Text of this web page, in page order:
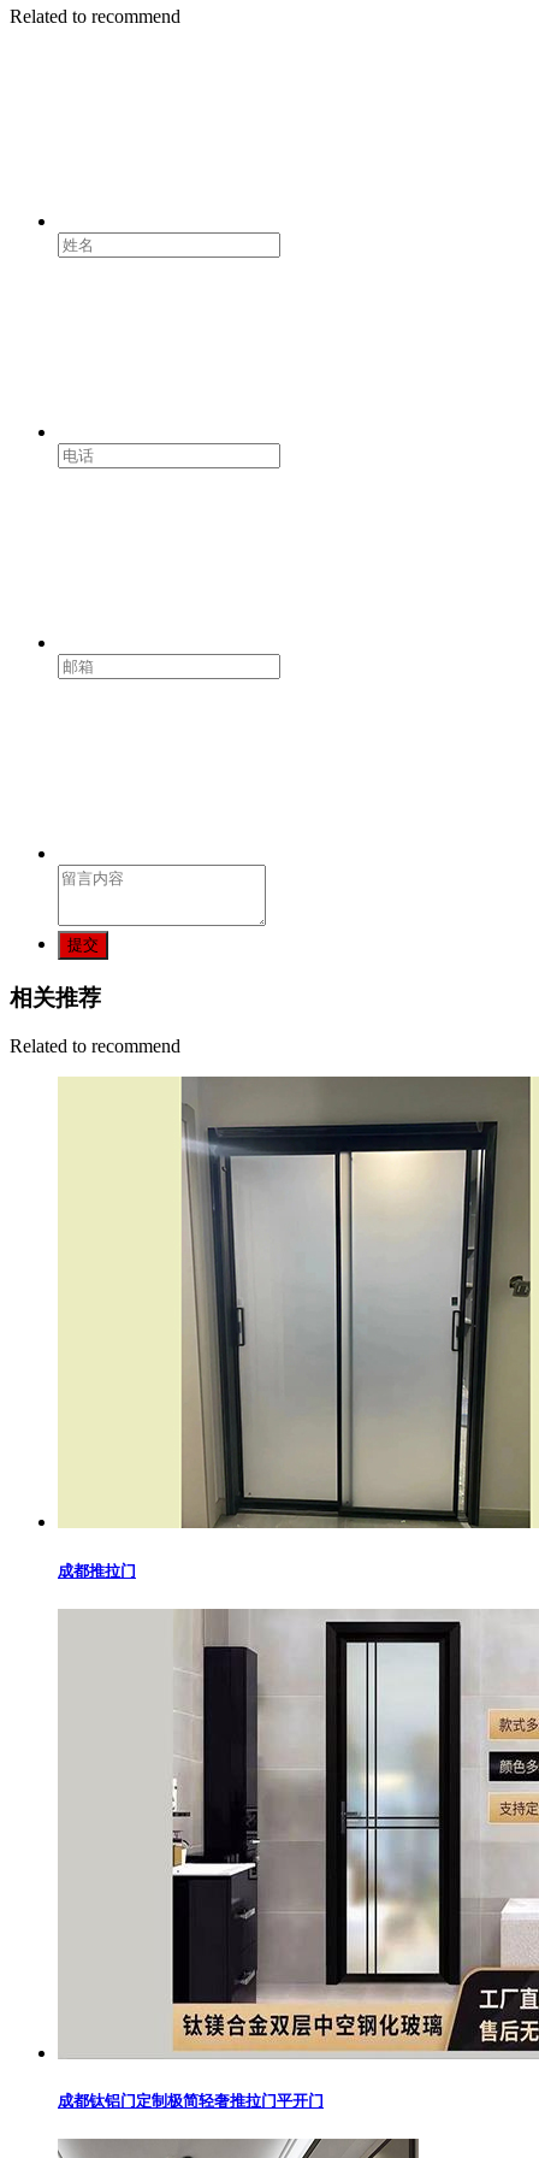
Related to recommend
提交
相关推荐
Related to recommend
成都推拉门
成都钛铝门定制极简轻奢推拉门平开门